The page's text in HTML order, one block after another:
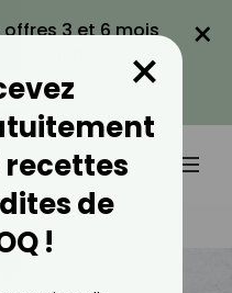
offres 3 et 6 mois
×
recettes
de
!
×